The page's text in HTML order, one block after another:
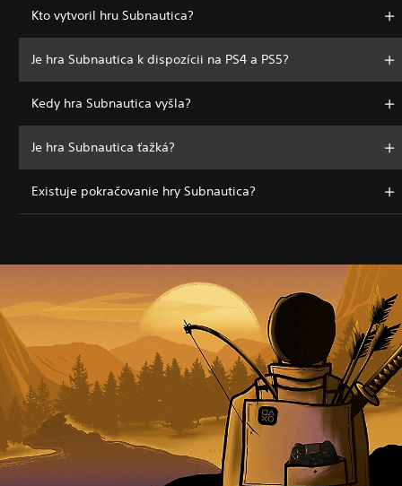
Kto vytvoril hru Subnautica?
Je hra Subnautica k dispozícii na PS4 a PS5?
Kedy hra Subnautica vyšla?
Je hra Subnautica ťažká?
Existuje pokračovanie hry Subnautica?